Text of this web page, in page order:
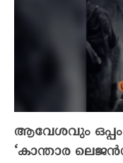
ആവേശവും ഒപ്പം
‘കാന്താര